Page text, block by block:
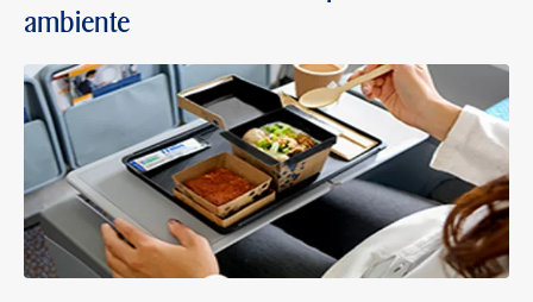
ambiente